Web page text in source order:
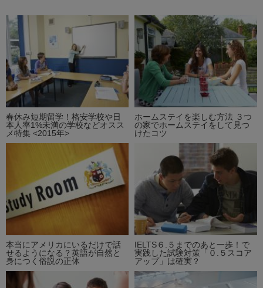
春休み短期留学！格安学校や日
本人率1%未満の学校などオスス
メ特集 <2015年>
ホームステイを楽しむ方法 ３つ
の家でホームステイをして見つ
けたコツ
本当にアメリカにいるだけで話
せるようになる？英語が自然と
身につく俗説の正体
IELTS６.５までのあと一歩！で
実践した試験対策「０.５スコア
アップ」は確実？